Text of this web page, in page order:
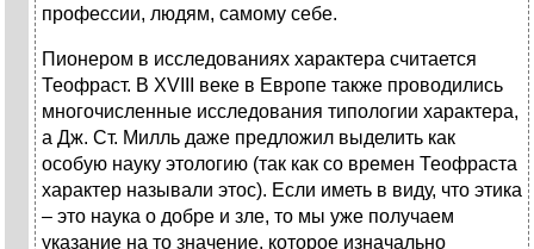
профессии, людям, самому себе.
Пионером в исследованиях характера считается
Теофраст. В XVIII веке в Европе также проводились
многочисленные исследования типологии характера,
а Дж. Ст. Милль даже предложил выделить как
особую науку этологию (так как со времен Теофраста
характер называли этос). Если иметь в виду, что этика
– это наука о добре и зле, то мы уже получаем
указание на то значение, которое изначально